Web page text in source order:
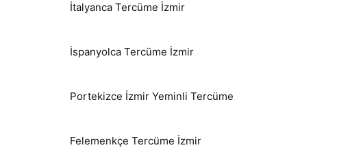
İtalyanca Tercüme İzmir
İspanyolca Tercüme İzmir
Portekizce İzmir Yeminli Tercüme
Felemenkçe Tercüme İzmir